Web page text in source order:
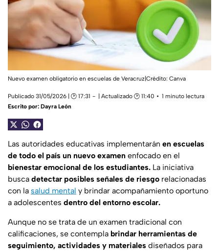
Nuevo examen obligatorio en escuelas de Veracruz|Crédito: Canva
Publicado 31/05/2026 | 🕑 17:31 | Actualizado 🕑 11:40
1 minuto lectura
Escrito por: Dayra León
Las autoridades educativas implementarán en escuelas
de todo el país un nuevo examen enfocado en el
bienestar emocional de los estudiantes. La iniciativa
busca detectar posibles señales de riesgo relacionadas
con la salud mental y brindar acompañamiento oportuno
a adolescentes dentro del entorno escolar.
Aunque no se trata de un examen tradicional con
calificaciones, se contempla brindar herramientas de
seguimiento, actividades y materiales diseñados para